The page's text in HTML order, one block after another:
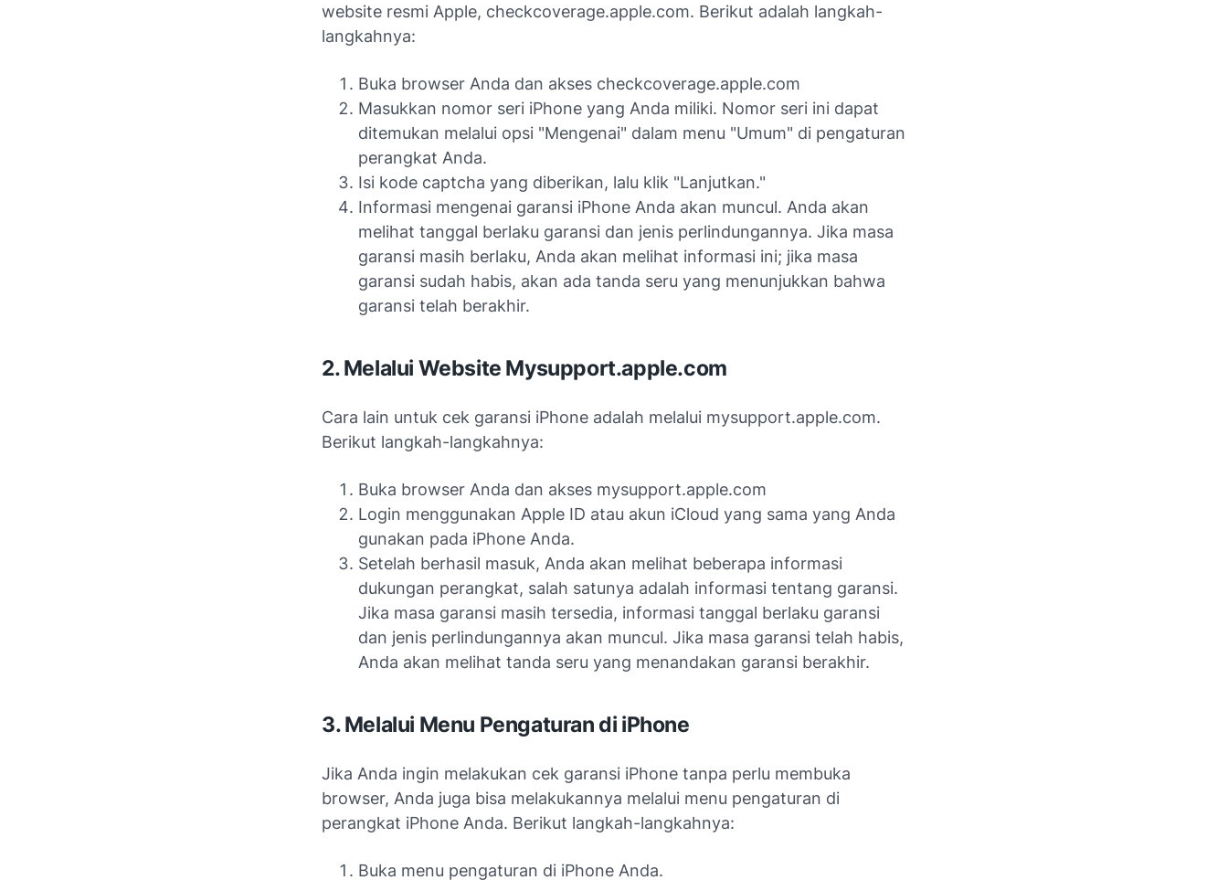
website resmi Apple, checkcoverage.apple.com. Berikut adalah langkah-
langkahnya:
Buka browser Anda dan akses checkcoverage.apple.com
Masukkan nomor seri iPhone yang Anda miliki. Nomor seri ini dapat
ditemukan melalui opsi "Mengenai" dalam menu "Umum" di pengaturan
perangkat Anda.
Isi kode captcha yang diberikan, lalu klik "Lanjutkan."
Informasi mengenai garansi iPhone Anda akan muncul. Anda akan
melihat tanggal berlaku garansi dan jenis perlindungannya. Jika masa
garansi masih berlaku, Anda akan melihat informasi ini; jika masa
garansi sudah habis, akan ada tanda seru yang menunjukkan bahwa
garansi telah berakhir.
2. Melalui Website Mysupport.apple.com
Cara lain untuk cek garansi iPhone adalah melalui mysupport.apple.com.
Berikut langkah-langkahnya:
Buka browser Anda dan akses mysupport.apple.com
Login menggunakan Apple ID atau akun iCloud yang sama yang Anda
gunakan pada iPhone Anda.
Setelah berhasil masuk, Anda akan melihat beberapa informasi
dukungan perangkat, salah satunya adalah informasi tentang garansi.
Jika masa garansi masih tersedia, informasi tanggal berlaku garansi
dan jenis perlindungannya akan muncul. Jika masa garansi telah habis,
Anda akan melihat tanda seru yang menandakan garansi berakhir.
3. Melalui Menu Pengaturan di iPhone
Jika Anda ingin melakukan cek garansi iPhone tanpa perlu membuka
browser, Anda juga bisa melakukannya melalui menu pengaturan di
perangkat iPhone Anda. Berikut langkah-langkahnya:
Buka menu pengaturan di iPhone Anda.